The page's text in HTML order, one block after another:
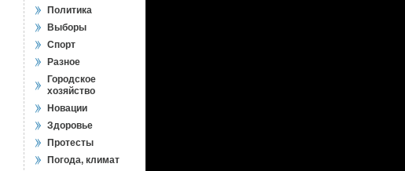
Политика
Выборы
Спорт
Разное
Городское
хозяйство
Новации
Здоровье
Протесты
Погода, климат